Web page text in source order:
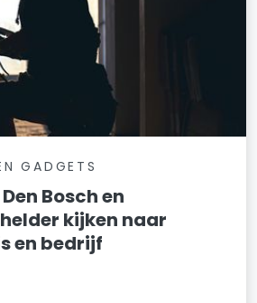
GADGETS
Bosch en
kijken naar
en bedrijf